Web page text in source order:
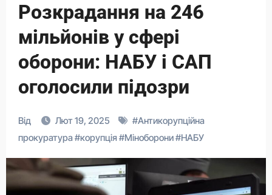
Розкрадання на 246
мільйонів у сфері
оборони: НАБУ і САП
оголосили підозри
Від Лют 19, 2025 #Антикорупційна
прокуратура#корупція #Міноборони#НАБУ